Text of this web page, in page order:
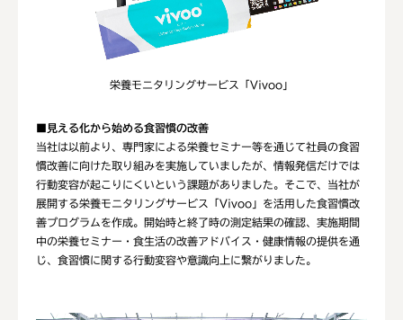
栄養モニタリングサービス「Vivoo」
■見える化から始める食習慣の改善
当社は以前より、専門家による栄養セミナー等を通じて社員の食習
慣改善に向けた取り組みを実施していましたが、情報発信だけでは
行動変容が起こりにくいという課題がありました。そこで、当社が
展開する栄養モニタリングサービス「Vivoo」を活用した食習慣改
善プログラムを作成。開始時と終了時の測定結果の確認、実施期間
中の栄養セミナー・食生活の改善アドバイス・健康情報の提供を通
じ、食習慣に関する行動変容や意識向上に繋がりました。